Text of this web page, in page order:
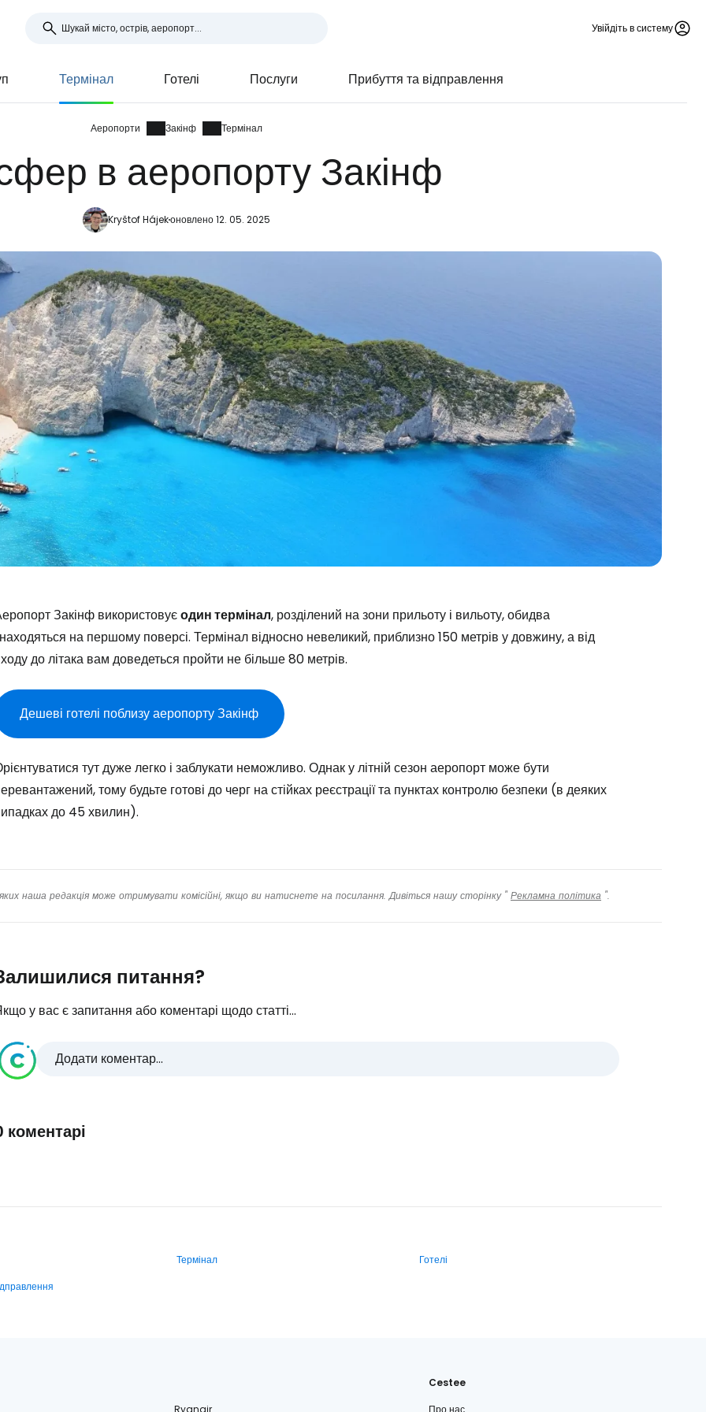
Увійдіть в систему
Термінал Готелі Послуги Прибуття та відправлення
Аеропорти Закінф Термінал
в аеропорту Закінф
Kryštof Hájekоновлено 12. 05. 2025
Закінф використовуєодин термінал, розділений на зони прильоту і вильоту, обидва
на першому поверсі. Термінал відносно невеликий, приблизно 150 метрів у довжину, а від
до літака вам доведеться пройти не більше 80 метрів.
Дешеві готелі поблизу аеропорту Закінф
тут дуже легко і заблукати неможливо. Однак у літній сезон аеропорт може бути
тому будьте готові до черг на стійках реєстрації та пунктах контролю безпеки (в деяких
до 45 хвилин).
наша редакція може отримувати комісійні, якщо ви натиснете на посилання. Дивіться нашу сторінку " Рекламна політика ".
питання?
у вас є запитання або коментарі щодо статті...
Додати коментар...
коментарі
Термінал
Готелі
Ryanair
Cestee
Про нас
Увійдіть до Cestee
Продовжуйте з Google
Продовжити з email